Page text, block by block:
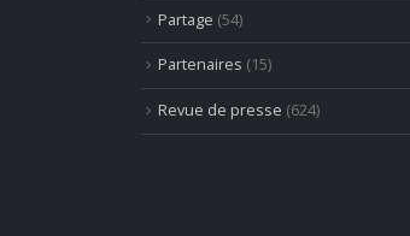
Partage (54)
Partenaires (15)
Revue de presse (624)